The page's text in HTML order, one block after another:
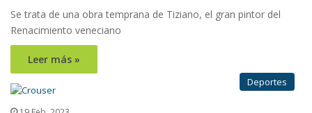
Se trata de una obra temprana de Tiziano, el gran pintor del
Renacimiento veneciano
Leer más »
Deportes